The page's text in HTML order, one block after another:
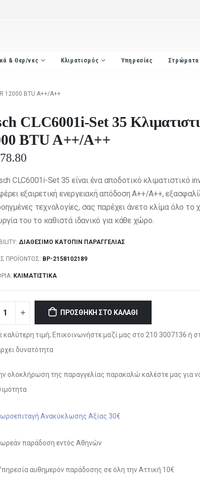
& Θερ/νες Κλιματισμός Υπηρεσίες Στρώματα
12000 BTU A++/A++
CLC6001i-Set 35
BTU A++/A++
CLC6001i-Set 35 είναι ένα αποδοτικό κλιματιστικό
εξαιρετική ενεργειακή απόδοση A++/A++,
τεχνολογίες, σας παρέχει άνετο κλίμα όλο το
του το καθιστά ιδανικό για κάθε χώρο.
ΔΙΑΘΈΣΙΜΟ ΚΑΤΌΠΙΝ ΠΑΡΑΓΓΕΛΊΑΣ
ΠΡΟΪΌΝΤΟΣ: BP-2158102189
ΚΛΙΜΑΤΙΣΤΙΚΆ
ΠΡΟΣΘΉΚΗ ΣΤΟ ΚΑΛΆΘΙ
καλύτερη τιμή; Επικοινωνήστε μαζί μας στο 210 3007136 ή
δυνατότητα
ολοκλήρωση της παραγγελίας παρακαλώ καλέστε μας για
Ανακύκλωσης Αξίας 30€
παράδοση εντός Αθηνών
αυθημερόν παράδοσης σε όλη την Αττική 10€